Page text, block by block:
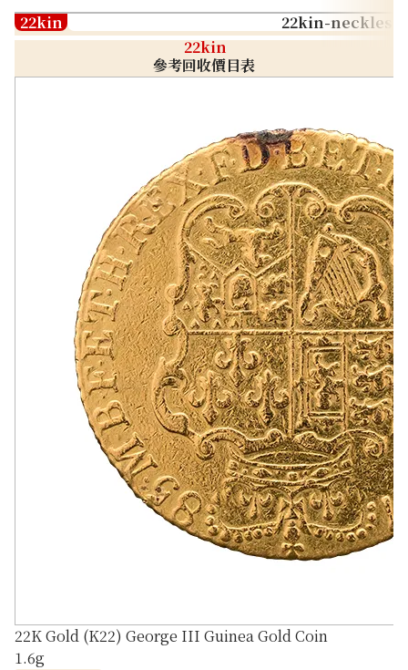
22kin
22kin-neckless
22kin
參考回收價目表
22K Gold (K22) George III Guinea Gold Coin
1.6g